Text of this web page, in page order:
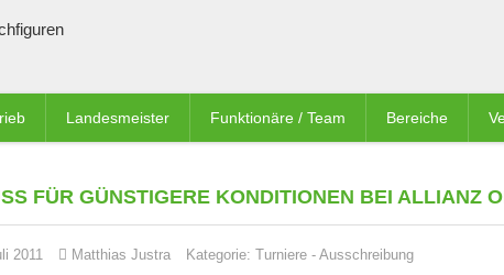
Landesmeister Funktionäre / Team Bereiche
FÜR GÜNSTIGERE KONDITIONEN BEI ALLIANZ
2011 Matthias Justra Kategorie: Turniere - Ausschreibung